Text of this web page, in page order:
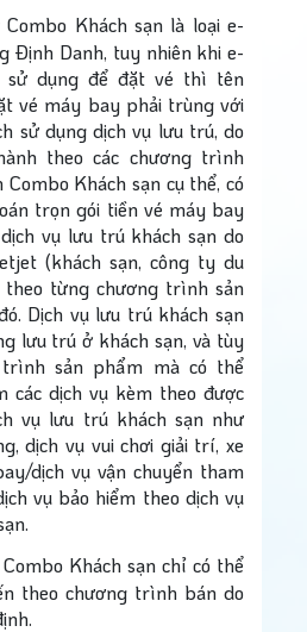
Combo Khách sạn là loại e-
Định Danh, tuy nhiên khi e-
sử dụng để đặt vé thì tên
vé máy bay phải trùng với
sử dụng dịch vụ lưu trú, do
theo các chương trình
Khách sạn cụ thể, có
trọn gói tiền vé máy bay
vụ lưu trú khách sạn do
(khách sạn, công ty du
theo từng chương trình sản
Dịch vụ lưu trú khách sạn
lưu trú ở khách sạn, và tùy
sản phẩm mà có thể
các dịch vụ kèm theo được
vụ lưu trú khách sạn như
dịch vụ vui chơi giải trí, xe
dịch vụ vận chuyển tham
vụ bảo hiểm theo dịch vụ
Combo Khách sạn chỉ có thể
theo chương trình bán do